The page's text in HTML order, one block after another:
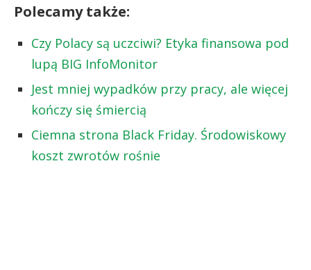
Polecamy także:
Czy Polacy są uczciwi? Etyka finansowa pod
lupą BIG InfoMonitor
Jest mniej wypadków przy pracy, ale więcej
kończy się śmiercią
Ciemna strona Black Friday. Środowiskowy
koszt zwrotów rośnie